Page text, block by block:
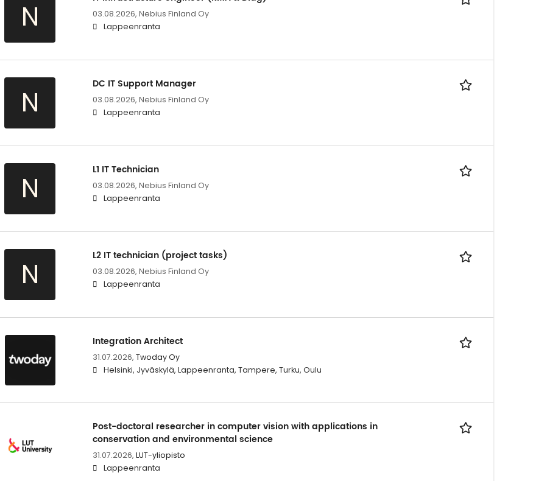
N 03.08.2026, Nebius Finland Oy
Lappeenranta
N
DC IT Support Manager
03.08.2026, Nebius Finland Oy
Lappeenranta
N
L1 IT Technician
03.08.2026, Nebius Finland Oy
Lappeenranta
N
L2 IT technician (project tasks)
03.08.2026, Nebius Finland Oy
Lappeenranta
Integration Architect
31.07.2026, Twoday Oy
Helsinki, Jyväskylä, Lappeenranta, Tampere, Turku, Oulu
Post-doctoral researcher in computer vision with applications in
conservation and environmental science
31.07.2026, LUT-yliopisto
Lappeenranta